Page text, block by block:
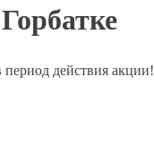
период действия акции!